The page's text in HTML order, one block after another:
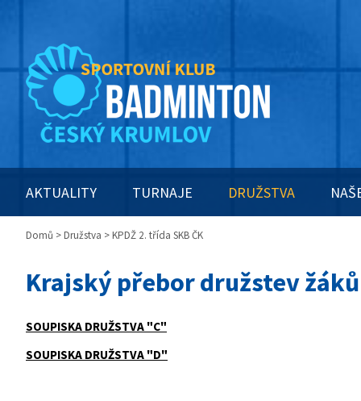
AKTUALITY TURNAJE DRUŽSTVA
Domů > Družstva > KPDŽ 2. třída SKB ČK
Krajský přebor družstev
SOUPISKA DRUŽSTVA "C"
SOUPISKA DRUŽSTVA "D"